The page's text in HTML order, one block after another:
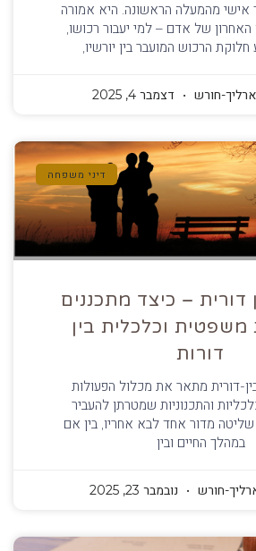
אישי מהמעלה הראשונה. היא אמורה
של אדם – למי יעבור רכושו,
הרכוש המועבר בין יורשיו,
חורש דצמבר 4, 2025
דיני משפחה
דורית – כיצד מתכננים
משפטית וכלכלית בין
דורות
דורית מתאר את מכלול הפעולות
והתכנוניות שמטרתן להעביר
שליטה מדור אחד לבא אחריו, בין אם
במהלך החיים ובין
חורש נובמבר 23, 2025